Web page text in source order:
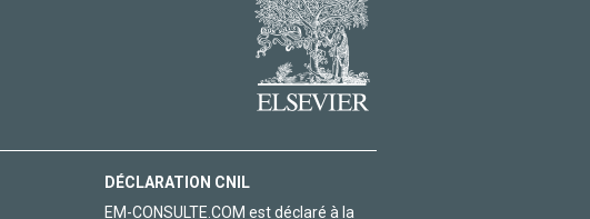
DÉCLARATION CNIL
EM-CONSULTE.COM est déclaré à la